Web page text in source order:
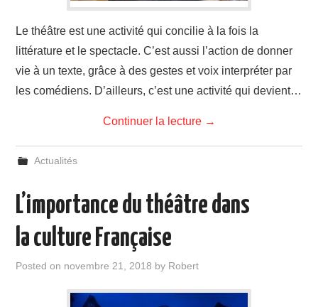
Le théâtre est une activité qui concilie à la fois la
littérature et le spectacle. C’est aussi l’action de donner
vie à un texte, grâce à des gestes et voix interpréter par
les comédiens. D’ailleurs, c’est une activité qui devient…
Continuer la lecture →
Actualités
L’importance du théâtre dans
la culture Française
Posted on novembre 21, 2018 by Robert